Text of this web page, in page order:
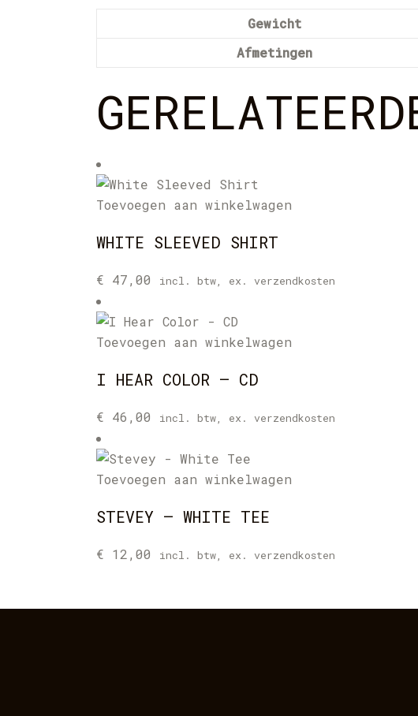
Gewicht
Afmetingen
Toevoegen aan winkelwagen
WHITE SLEEVED SHIRT
€ 47,00 incl. btw, ex. verzendkosten
Toevoegen aan winkelwagen
I HEAR COLOR – CD
€ 46,00 incl. btw, ex. verzendkosten
Toevoegen aan winkelwagen
STEVEY – WHITE TEE
€ 12,00 incl. btw, ex. verzendkosten